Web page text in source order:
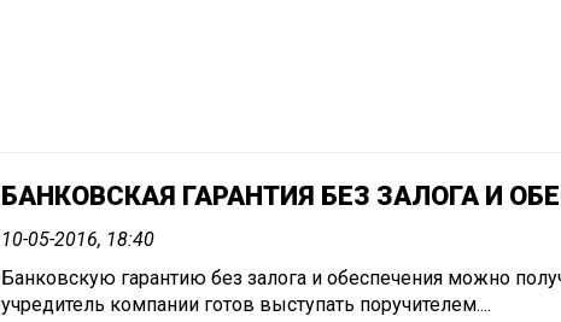
БАНКОВСКАЯ ГАРАНТИЯ БЕЗ ЗАЛОГА И
10-05-2016, 18:40
Банковскую гарантию без залога и обеспечения можно
учредитель компании готов выступать поручителем....